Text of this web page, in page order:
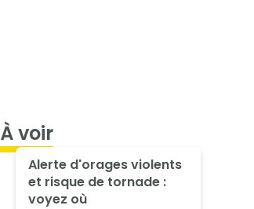
À voir
Alerte d'orages violents
et risque de tornade :
voyez où